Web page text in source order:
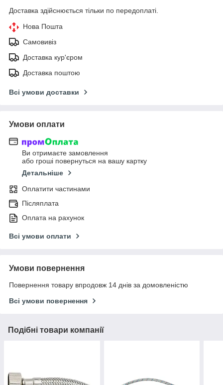
Доставка здійснюється тільки по передоплаті.
Нова Пошта
Самовивіз
Доставка кур'єром
Доставка поштою
Всі умови доставки
Умови оплати
Ви отримаєте замовлення
або гроші повернуться на вашу картку
Детальніше
Оплатити частинами
Післяплата
Оплата на рахунок
Всі умови оплати
Умови повернення
Повернення товару впродовж 14 днів за домовленістю
Всі умови повернення
Подібні товари компанії